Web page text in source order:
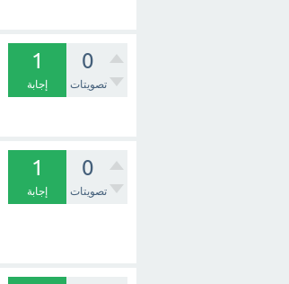
0
تصويتات
1
إجابة
0
تصويتات
1
إجابة